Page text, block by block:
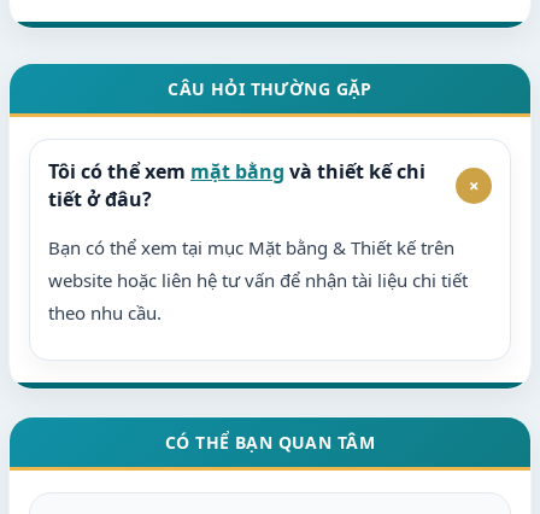
CÂU HỎI THƯỜNG GẶP
Tôi có thể xem mặt bằng và thiết kế chi
tiết ở đâu?
+
Bạn có thể xem tại mục Mặt bằng & Thiết kế trên
website hoặc liên hệ tư vấn để nhận tài liệu chi tiết
theo nhu cầu.
CÓ THỂ BẠN QUAN TÂM